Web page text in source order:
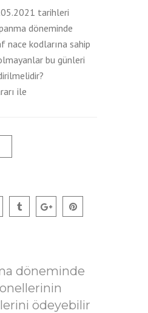
tarihleri
döneminde
nace kodlarına sahip
bu günleri
ile
döneminde
ödeyebilir